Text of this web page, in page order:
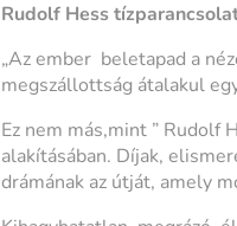
Rudolf Hess
„Az ember beletapad a
megszállottság átalakul
Ez nem más,mint ” Rudolf
alakításában. Díjak,
drámának az útját, amely